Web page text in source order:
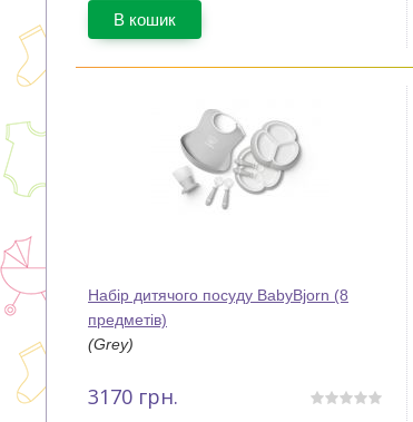
В кошик
Набір дитячого посуду BabyBjorn (8
предметів)
(Grey)
3170 грн.